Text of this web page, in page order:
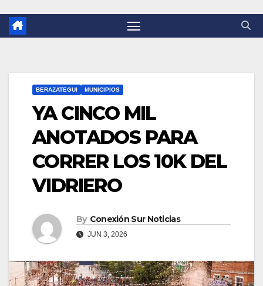
BERAZATEGUI MUNICIPIOS
YA CINCO MIL
ANOTADOS PARA
CORRER LOS 10K DEL
VIDRIERO
By Conexión Sur Noticias
JUN 3, 2026